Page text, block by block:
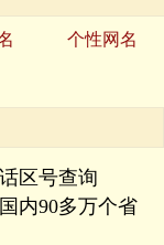
个性网名
区号查询
内90多万个省